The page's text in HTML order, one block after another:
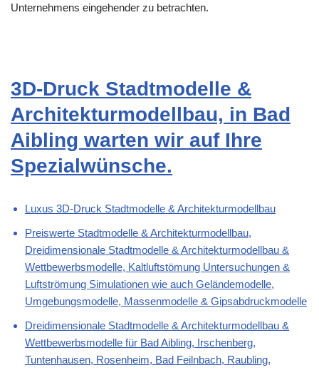
Unternehmens eingehender zu betrachten.
3D-Druck Stadtmodelle &
Architekturmodellbau, in Bad
Aibling warten wir auf Ihre
Spezialwünsche.
Luxus 3D-Druck Stadtmodelle & Architekturmodellbau
Preiswerte Stadtmodelle & Architekturmodellbau,
Dreidimensionale Stadtmodelle & Architekturmodellbau &
Wettbewerbsmodelle, Kaltluftstömung Untersuchungen &
Luftströmung Simulationen wie auch Geländemodelle,
Umgebungsmodelle, Massenmodelle & Gipsabdruckmodelle
Dreidimensionale Stadtmodelle & Architekturmodellbau &
Wettbewerbsmodelle für Bad Aibling, Irschenberg,
Tuntenhausen, Rosenheim, Bad Feilnbach, Raubling,